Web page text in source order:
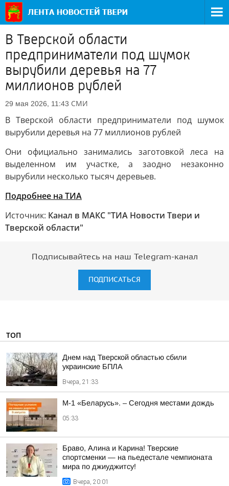
В Тверской области
предприниматели под шумок
вырубили деревья на 77
миллионов рублей
29 мая 2026, 11:43 СМИ
В Тверской области предприниматели под шумок
вырубили деревья на 77 миллионов рублей
Они официально занимались заготовкой леса на
выделенном им участке, а заодно незаконно
вырубили несколько тысяч деревьев.
Подробнее на ТИА
Источник: Канал в МАКС "ТИА Новости Твери и
Тверской области"
Подписывайтесь на наш Telegram-канал
ПОДПИСАТЬСЯ
ТОП
Днем над Тверской областью сбили
украинские БПЛА
Вчера, 21:33
М-1 «Беларусь». – Сегодня местами дождь
05:33
Браво, Алина и Карина! Тверские
спортсменки — на пьедестале чемпионата
мира по джиуджитсу!
Вчера, 20:01